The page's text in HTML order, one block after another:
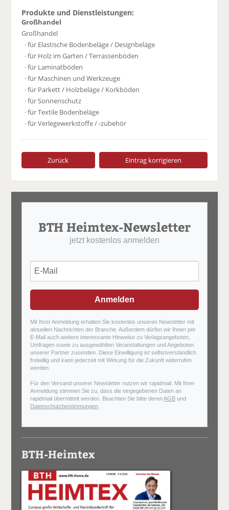
Produkte und Dienstleistungen:
Großhandel
Großhandel
· für Elastische Bodenbeläge / Designbeläge
· für Holz im Garten / Terrassenböden
· für Laminatböden
· für Maschinen und Werkzeuge
· für Parkett / Holzbeläge / Korkböden
· für Sonnenschutz
· für Textile Bodenbeläge
· für Verlegewerkstoffe / -zubehör
Zurück Eintrag korrigieren
BTH Heimtex-Newsletter
jetzt kostenlos anmelden
Anmelden
Mit Ihrer Anmeldung erhalten Sie kostenlos unseren Newsletter mit
aktuellen Nachrichten der Branche. Außerdem dürfen wir Ihnen per
E-Mail auch weitere interessante Hinweise zu Verlagsangeboten,
Umfragen sowie zu ausgewählten Veranstaltungen und Angeboten
unserer Partner zusenden. Diese Einwilligung ist selbstverständlich
freiwillig und kann jederzeit mit Wirkung für die Zukunft widerrufen
werden.
Für den Versand unserer Newsletter nutzen wir rapidmail. Mit Ihrer
Anmeldung stimmen Sie zu, dass die eingegebenen Daten an
rapidmail übermittelt werden. Beachten Sie bitte derenAGB und
Datenschutzbestimmungen
BTH-Heimtex